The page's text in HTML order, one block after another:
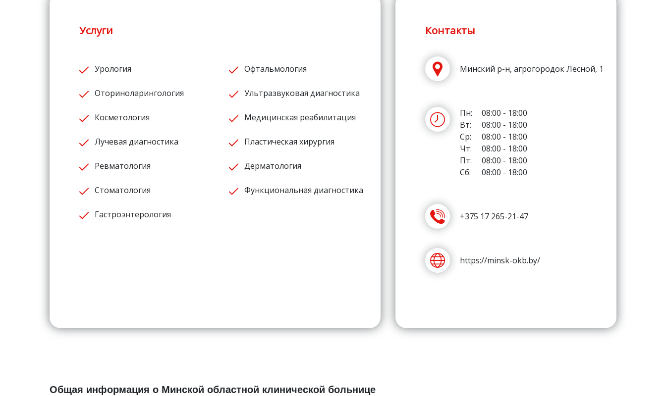
Услуги
Урология
Оториноларингология
Косметология
Лучевая диагностика
Ревматология
Стоматология
Гастроэнтерология
Офтальмология
Ультразвуковая диагностика
Медицинская реабилитация
Пластическая хирургия
Дерматология
Функциональная диагностика
Контакты
Минский р-н, агрогородок Лесной, 1
Пн:
08:00 - 18:00
Вт:
08:00 - 18:00
Ср:
08:00 - 18:00
Чт:
08:00 - 18:00
Пт:
08:00 - 18:00
Сб:
08:00 - 18:00
+375 17 265-21-47
https://minsk-okb.by/
Общая информация о Минской областной клинической больнице